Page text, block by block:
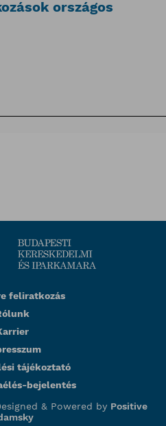
országos
feliratkozás
tájékoztató
bejelentés
& Powered by Positive